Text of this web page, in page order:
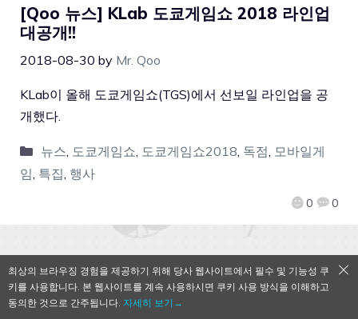
[Qoo 뉴스] KLab 도쿄게임쇼 2018 라인업
대공개!!
2018-08-30 by Mr. Qoo
0 0
KLab이 올해 도쿄게임쇼(TGS)에서 선보일 라인업을 공
개했다.
뉴스, 도쿄게임쇼, 도쿄게임쇼2018, 독점, 모바일게
임, 특집, 행사
QooApp Limited © 2026
최상의 브라우징 경험을 제공하기 위해 당사 웹사이트에서 필수 및 기능성 쿠
키를 사용합니다. 본 웹사이트를 계속 사용하시면 쿠키 사용 방식을 이해하고
동의한 것으로 간주됩니다. 자세히 보기→